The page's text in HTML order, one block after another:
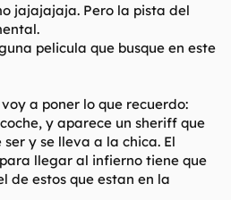
jajajajaja. Pero la pista del
pelicula que busque en este
a poner lo que recuerdo:
y aparece un sheriff que
y se lleva a la chica. El
llegar al infierno tiene que
de estos que estan en la